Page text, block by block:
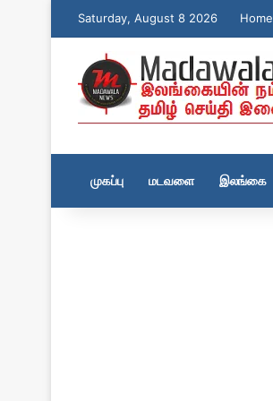
Saturday, August 8 2026 Home
முகப்பு மடவளை இலங்கை